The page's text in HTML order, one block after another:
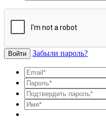
Войти Забыли пароль?